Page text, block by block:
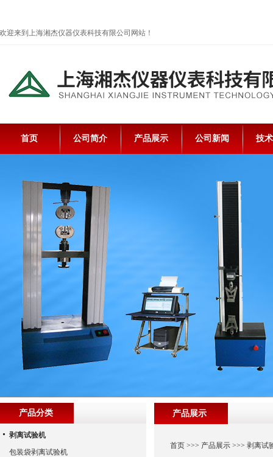
欢迎来到上海湘杰仪器仪表科技有限公司网站！
首页 公司简介 产品展示 公司新闻 技
产品展示
首页 >>> 产品展示 >>>剥离试
产品分类
剥离试验机
包装袋剥离试验机